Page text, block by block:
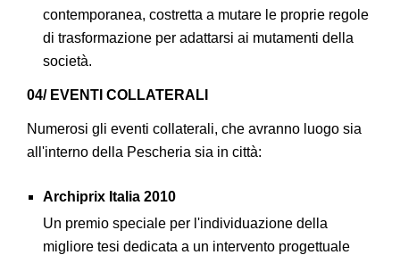
contemporanea, costretta a mutare le proprie regole
di trasformazione per adattarsi ai mutamenti della
società.
04/ EVENTI COLLATERALI
Numerosi gli eventi collaterali, che avranno luogo sia
all'interno della Pescheria sia in città:
Archiprix Italia 2010
Un premio speciale per l'individuazione della
migliore tesi dedicata a un intervento progettuale